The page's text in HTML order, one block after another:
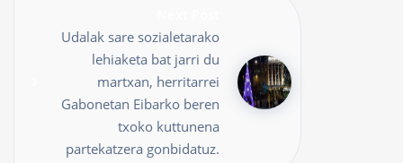
Udalak sare sozialetarako
lehiaketa bat jarri du
martxan, herritarrei
Gabonetan Eibarko beren
txoko kuttunena
partekatzera gonbidatuz.